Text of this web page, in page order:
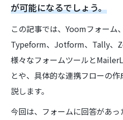
が可能になるでしょう。
この記事では、Yoomフォーム
Typeform、Jotform、Tally、
様々なフォームツールと
とや、具体的な連携フローの
説します。
今回は、フォームに回答があ